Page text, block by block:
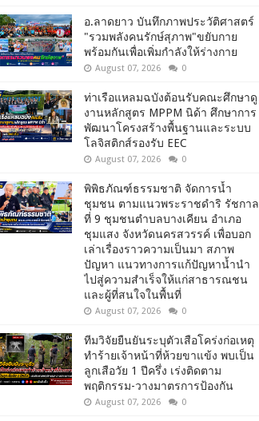
อ.ลาดยาว บันทึกภาพประวัติศาสตร์
"รวมพลังคนรักษ์สุภาพ"ขยับกาย
พร้อมกันเพื่อเพิ่มกำลังให้ร่างกาย
August 07, 2026 0
ท่าเรือแหลมฉบังต้อนรับคณะศึกษาดู
งานหลักสูตร MPPM นิด้า ศึกษาการ
พัฒนาโครงสร้างพื้นฐานและระบบ
โลจิสติกส์รองรับ EEC
August 07, 2026 0
พิพิธภัณฑ์ธรรมชาติ จัดการน้ำ
ชุมชน ตามแนวพระราชดำริ รัชกาล
ที่ 9 ชุมชนตำบลบางเคียน อำเภอ
ชุมแสง จังหวัดนครสวรรค์ เพื่อบอก
เล่าเรื่องราวความเป็นมา สภาพ
ปัญหา แนวทางการแก้ปัญหาน้ำนำ
ไปสู่ความสำเร็จให้แก่สาธารณชน
และผู้ที่สนใจในพื้นที่
August 07, 2026 0
ทีมวิจัยยืนยันระบุตัวเสือโคร่งก่อเหตุ
ทำร้ายเจ้าหน้าที่ห้วยขาแข้ง พบเป็น
ลูกเสือวัย 1 ปีครึ่ง เร่งติดตาม
พฤติกรรม-วางมาตรการป้องกัน
August 07, 2026 0